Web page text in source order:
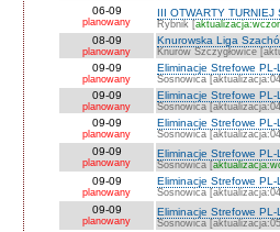
06-09
planowany
III OTWARTY
Rybnik [
08-09
planowany
Knurowska Liga
Knurów Szczygłowice
09-09
planowany
Eliminacje Strefowe PL-
Sosnowica
09-09
planowany
Eliminacje Strefowe
Sosnowica
09-09
planowany
Eliminacje Strefowe
Sosnowica
09-09
planowany
Eliminacje Strefowe PL-
Sosnowica [
09-09
planowany
Eliminacje Strefowe
Sosnowica
09-09
planowany
Eliminacje Strefowe
Sosnowica